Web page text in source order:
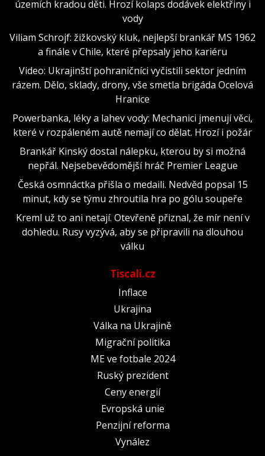
územích kradou děti. Hrozí kolaps dodávek elektřiny i
vody
Viliam Schrojf: žižkovský kluk, nejlepší brankář MS 1962
a finále v Chile, které přepsaly jeho kariéru
Video: Ukrajinští pohraničníci vyčistili sektor jedním
rázem. Dělo, sklady, drony, vše smetla brigáda Ocelová
Hranice
Powerbanka, léky a lahev vody: Mechanici jmenují věci,
které v rozpáleném autě nemají co dělat. Hrozí i požár
Brankář Kinský dostal nálepku, kterou by si možná
nepřál. Nejsebevědomější hráč Premier League
Česká osmnáctka přišla o medaili. Nedvěd popsal 15
minut, kdy se týmu zhroutila hra po gólu soupeře
Kreml už to ani netají. Otevřeně přiznal, že mír není v
dohledu. Rusy vyzývá, aby se připravili na dlouhou
válku
Tiscali.cz
Inflace
Ukrajina
Válka na Ukrajině
Migrační politika
ME ve fotbale 2024
Ruský prezident
Ceny energií
Evropská unie
Penzijní reforma
Vynález